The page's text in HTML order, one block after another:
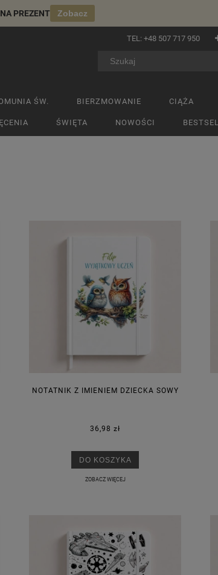
PREZENT Zobacz
TEL: +48 507 717 950
ŚW. BIERZMOWANIE CIĄŻA
ŚWIĘTA NOWOŚCI
NOTATNIK Z IMIENIEM DZIECKA SOWY
36,98 zł
DO KOSZYKA
ZOBACZ WIĘCEJ